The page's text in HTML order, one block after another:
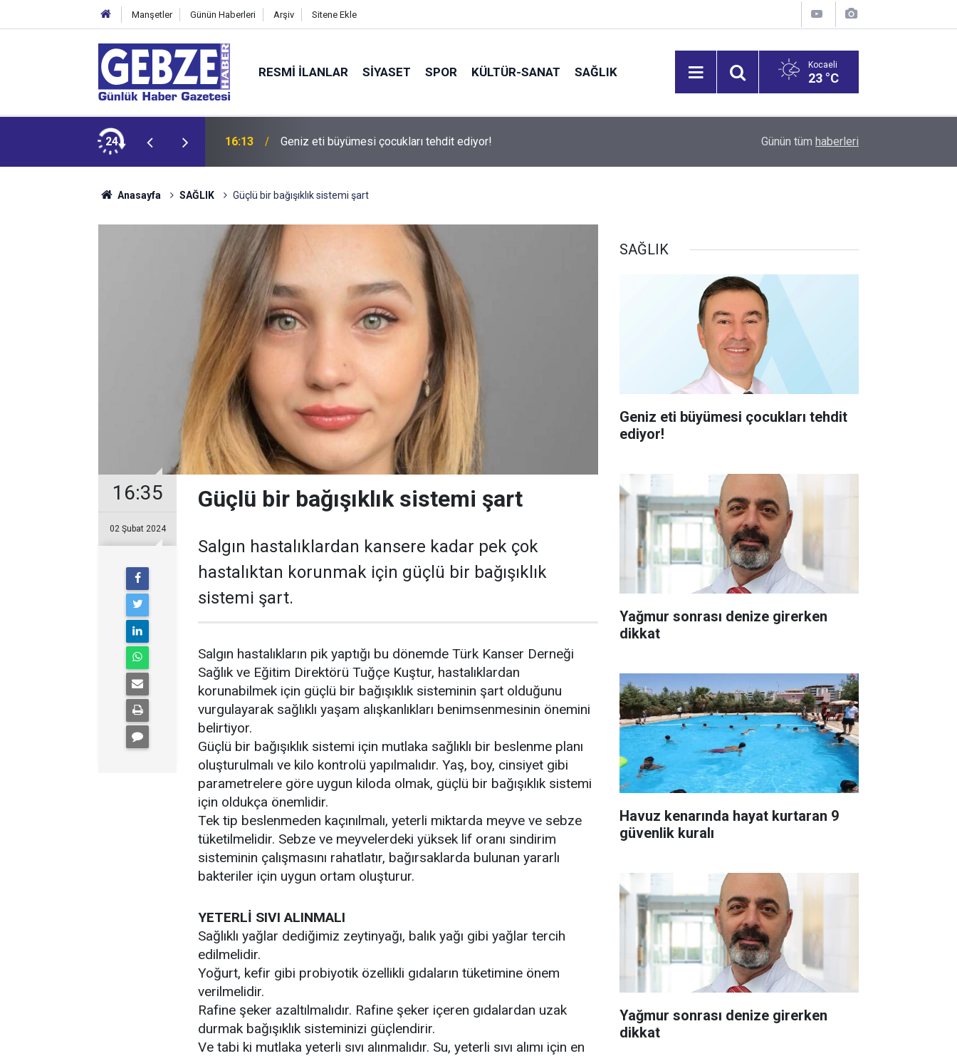
Manşetler Günün Haberleri Arşiv Sitene Ekle
RESMI İLANLAR SİYASET SPOR KÜLTÜR-SANAT SAĞLIK Kocaeli
23 °C
24 16:13 Geniz eti büyümesi çocukları tehdit ediyor! Bilişim 500 Araştırması’nın sonuçları açıklandı
Günün tüm haberleri
Anasayfa SAĞLIK Güçlü bir bağışıklık sistemi şart
16:35
02 Şubat 2024
Güçlü bir bağışıklık sistemi şart
Salgın hastalıklardan kansere kadar pek çok
hastalıktan korunmak için güçlü bir bağışıklık
sistemi şart.
Salgın hastalıkların pik yaptığı bu dönemde Türk Kanser Derneği
Sağlık ve Eğitim Direktörü Tuğçe Kuştur, hastalıklardan
korunabilmek için güçlü bir bağışıklık sisteminin şart olduğunu
vurgulayarak sağlıklı yaşam alışkanlıkları benimsenmesinin önemini
belirtiyor.
Güçlü bir bağışıklık sistemi için mutlaka sağlıklı bir beslenme planı
oluşturulmalı ve kilo kontrolü yapılmalıdır. Yaş, boy, cinsiyet gibi
parametrelere göre uygun kiloda olmak, güçlü bir bağışıklık sistemi
için oldukça önemlidir.
Tek tip beslenmeden kaçınılmalı, yeterli miktarda meyve ve sebze
tüketilmelidir. Sebze ve meyvelerdeki yüksek lif oranı sindirim
sisteminin çalışmasını rahatlatır, bağırsaklarda bulunan yararlı
bakteriler için uygun ortam oluşturur.
YETERLİ SIVI ALINMALI
Sağlıklı yağlar dediğimiz zeytinyağı, balık yağı gibi yağlar tercih
edilmelidir.
Yoğurt, kefir gibi probiyotik özellikli gıdaların tüketimine önem
verilmelidir.
Rafine şeker azaltılmalıdır. Rafine şeker içeren gıdalardan uzak
durmak bağışıklık sisteminizi güçlendirir.
Ve tabi ki mutlaka yeterli sıvı alınmalıdır. Su, yeterli sıvı alımı için en
SAĞLIK
Geniz eti büyümesi çocukları tehdit
ediyor!
Yağmur sonrası denize girerken
dikkat
Havuz kenarında hayat kurtaran 9
güvenlik kuralı
Yağmur sonrası denize girerken
dikkat